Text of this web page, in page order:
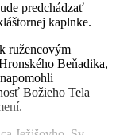
predchádzať
kaplnke.
ružencovým
Beňadika,
Božieho Tela